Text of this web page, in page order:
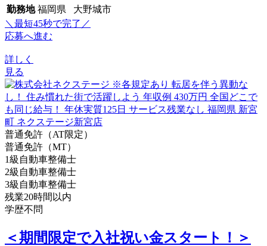
勤務地 福岡県 大野城市
＼最短45秒で完了／
応募へ進む
詳しく
見る
普通免許（AT限定）
普通免許（MT）
1級自動車整備士
2級自動車整備士
3級自動車整備士
残業20時間以内
学歴不問
＜期間限定で入社祝い金スタート！＞